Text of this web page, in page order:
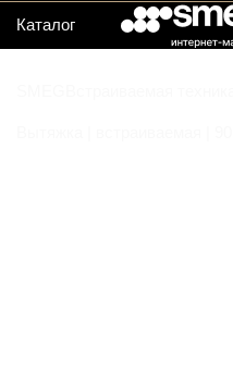
Каталог